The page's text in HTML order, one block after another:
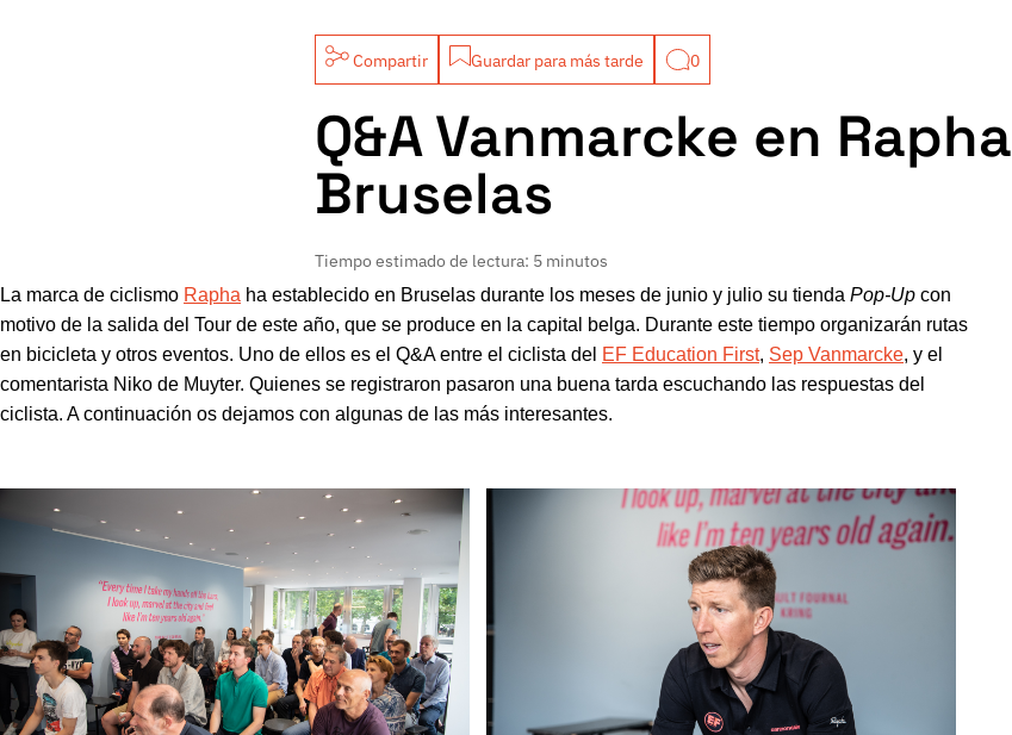
Compartir Guardar para más tarde 0
Q&A Vanmarcke en Rapha
Bruselas
Tiempo estimado de lectura: 5 minutos
La marca de ciclismo Rapha ha establecido en Bruselas durante los meses de junio y julio su tiendaPop-Up con
motivo de la salida del Tour de este año, que se produce en la capital belga. Durante este tiempo organizarán rutas
en bicicleta y otros eventos. Uno de ellos es el Q&A entre el ciclista del EF Education First, Sep Vanmarcke, y el
comentarista Niko de Muyter. Quienes se registraron pasaron una buena tarda escuchando las respuestas del
ciclista. A continuación os dejamos con algunas de las más interesantes.